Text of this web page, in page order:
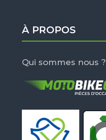
À PROPOS
Qui sommes nous ?